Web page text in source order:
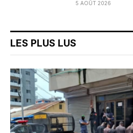
5 AOÛT 2026
LES PLUS LUS